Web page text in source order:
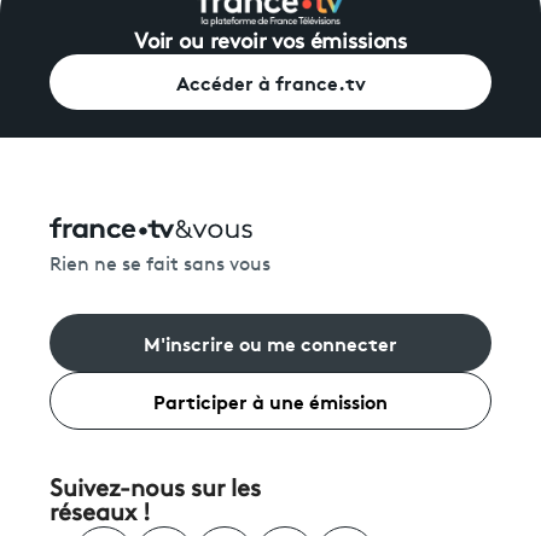
Voir ou revoir vos émissions
Accéder à france.tv
Rien ne se fait sans vous
M'inscrire ou me connecter
Participer à une émission
Suivez-nous sur les
réseaux !